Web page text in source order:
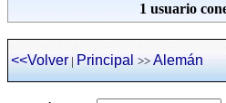
1 usuario
<<Volver| Principal >>Alemán